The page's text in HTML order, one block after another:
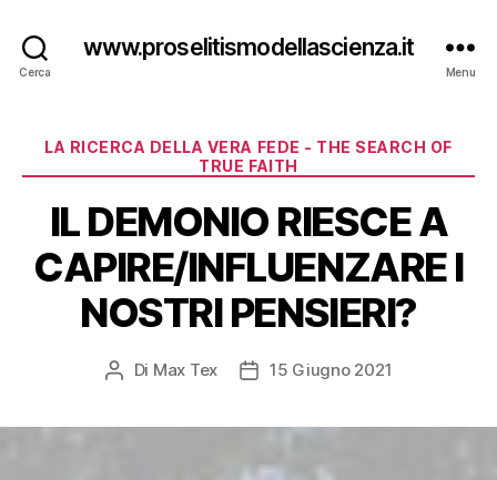
Cerca
www.proselitismodellascienza.it
Menu
Categorie
LA RICERCA DELLA VERA FEDE - THE SEARCH OF
TRUE FAITH
IL DEMONIO RIESCE A
CAPIRE/INFLUENZARE I
NOSTRI PENSIERI?
Autore
Di Max Tex
Data15 Giugno 2021